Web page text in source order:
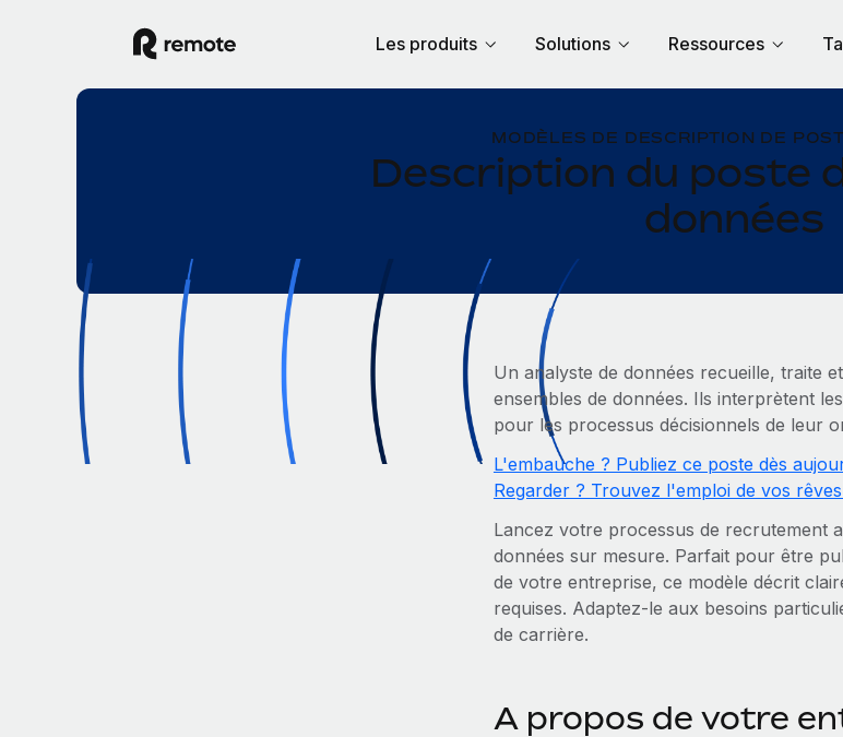
Les produits Solutions Ressources
MODÈLES DE DESCRIPTION DE
Description du poste
données
Un analyste de données recueille, traite
ensembles de données. Ils interprètent
pour les processus décisionnels de leur
L'embauche ? Publiez ce poste dès
Regarder ? Trouvez l'emploi de vos
Lancez votre processus de recrutement
données sur mesure. Parfait pour être
de votre entreprise, ce modèle décrit
requises. Adaptez-le aux besoins
de carrière.
A propos de votre